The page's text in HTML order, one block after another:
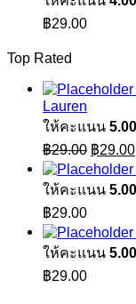
฿29.00
Top Rated
Lauren
ให้คะแนน 5.00
฿29.00 Original
price
was:
฿29.00.
฿29.00
ให้คะแนน 5.00
฿29.00
ให้คะแนน 5.00
฿29.00